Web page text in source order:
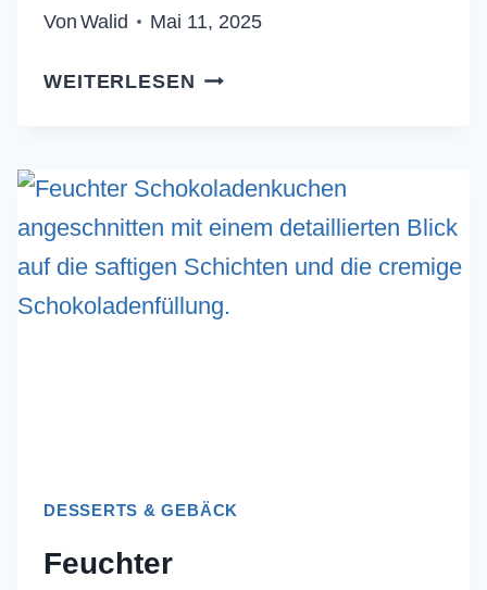
Von Walid Mai 11, 2025
WEITERLESEN WEISSE S
LUSTER: N
IE W
IEDER K
DESSERTS & GEBÄCK
Feuchter